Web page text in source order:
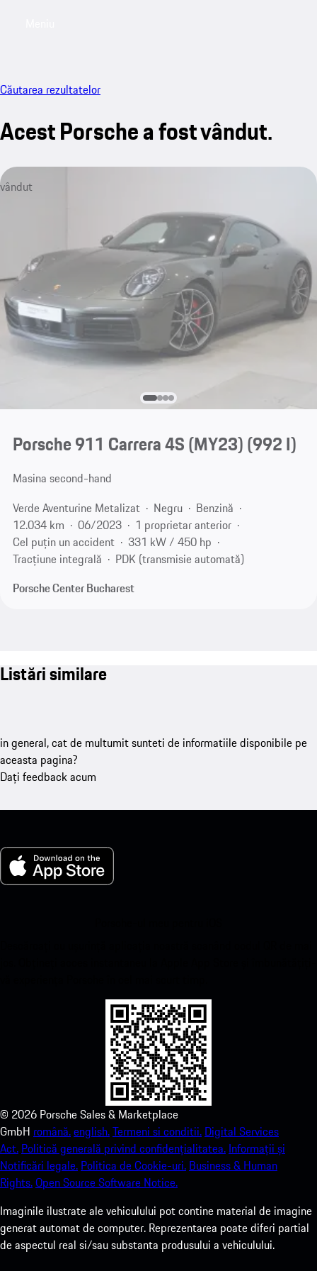
Căutarea rezultatelor
Acest Porsche a fost vândut.
vândut
Porsche 911 Carrera 4S (MY23)(992 I)
Masina second-hand
Verde Aventurine Metalizat
Negru
Benzină
12.034 km
06/2023
1 proprietar anterior
Cel puțin un accident
331 kW / 450 hp
Tracțiune integrală
PDK (transmisie automată)
Porsche Center Bucharest
Listări similare
in general, cat de multumit sunteti de informatiile disponibile pe
aceasta pagina?
Dați feedback acum
© 2026 Porsche Sales & Marketplace
GmbH română.english.Termeni si conditii. Digital Services
Act. Politică generală privind confidențialitatea. Informații și
Notificări legale. Politica de Cookie-uri. Business & Human
Rights.Open Source Software Notice.
Imaginile ilustrate ale vehiculului pot contine material de imagine
generat automat de computer. Reprezentarea poate diferi partial
de aspectul real si/sau substanta produsului a vehiculului.